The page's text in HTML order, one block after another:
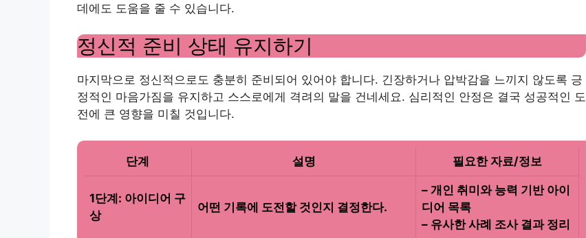
데에도 도움을 줄 수 있습니다.
정신적 준비 상태 유지하기
마지막으로 정신적으로도 충분히 준비되어 있어야 합니다. 긴장하거나 압박감을 느끼지 않도록 긍
정적인 마음가짐을 유지하고 스스로에게 격려의 말을 건네세요. 심리적인 안정은 결국 성공적인 도
전에 큰 영향을 미칠 것입니다.
단계 설명 필요한 자료/정보
1단계: 아이디어 구
상
어떤 기록에 도전할 것인지 결정한다.
– 개인 취미와 능력 기반 아이
디어 목록
– 유사한 사례 조사 결과 정리